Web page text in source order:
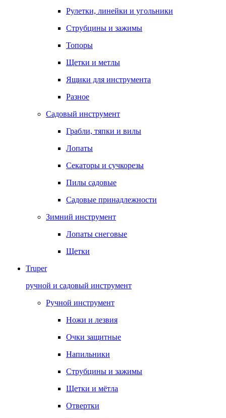
Рулетки, линейки и угольники
Струбцины и зажимы
Топоры
Щетки и метлы
Ящики для инструмента
Разное
Садовый инструмент
Грабли, тяпки и вилы
Лопаты
Секаторы и сучкорезы
Пилы садовые
Садовые принадлежности
Зимний инструмент
Лопаты снеговые
Щетки
Truper
ручной и садовый инструмент
Ручной инструмент
Ножи и лезвия
Очки защитные
Напильники
Струбцины и зажимы
Щетки и мётла
Отвертки